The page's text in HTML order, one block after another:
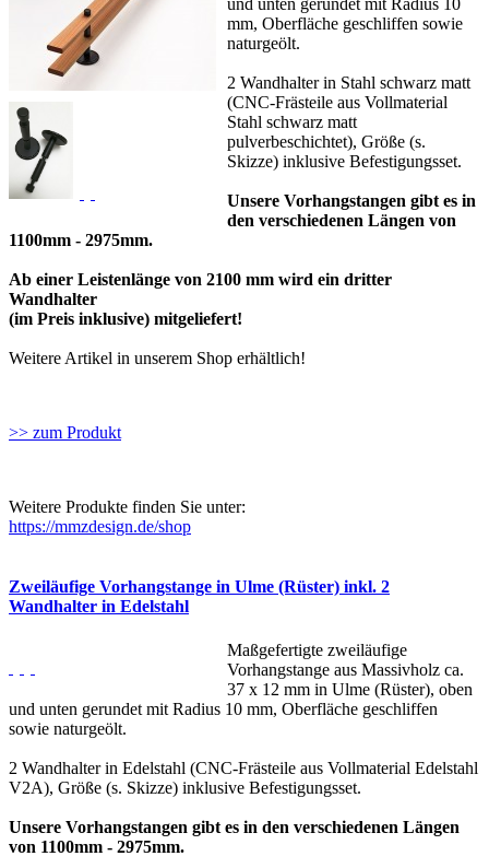
und unten gerundet mit Radius 10
mm, Oberfläche geschliffen sowie
naturgeölt.
2 Wandhalter in Stahl schwarz matt
(CNC-Frästeile aus Vollmaterial
Stahl schwarz matt
pulverbeschichtet), Größe (s.
Skizze) inklusive Befestigungsset.
Unsere Vorhangstangen gibt es in
den verschiedenen Längen von
1100mm - 2975mm.
Ab einer Leistenlänge von 2100 mm wird ein dritter
Wandhalter
(im Preis inklusive) mitgeliefert!
Weitere Artikel in unserem Shop erhältlich!
>> zum Produkt
Weitere Produkte finden Sie unter:
https://mmzdesign.de/shop
Zweiläufige Vorhangstange in Ulme (Rüster) inkl. 2
Wandhalter in Edelstahl
Maßgefertigte zweiläufige
Vorhangstange aus Massivholz ca.
37 x 12 mm in Ulme (Rüster), oben
und unten gerundet mit Radius 10 mm, Oberfläche geschliffen
sowie naturgeölt.
2 Wandhalter in Edelstahl (CNC-Frästeile aus Vollmaterial Edelstahl
V2A), Größe (s. Skizze) inklusive Befestigungsset.
Unsere Vorhangstangen gibt es in den verschiedenen Längen
von 1100mm - 2975mm.